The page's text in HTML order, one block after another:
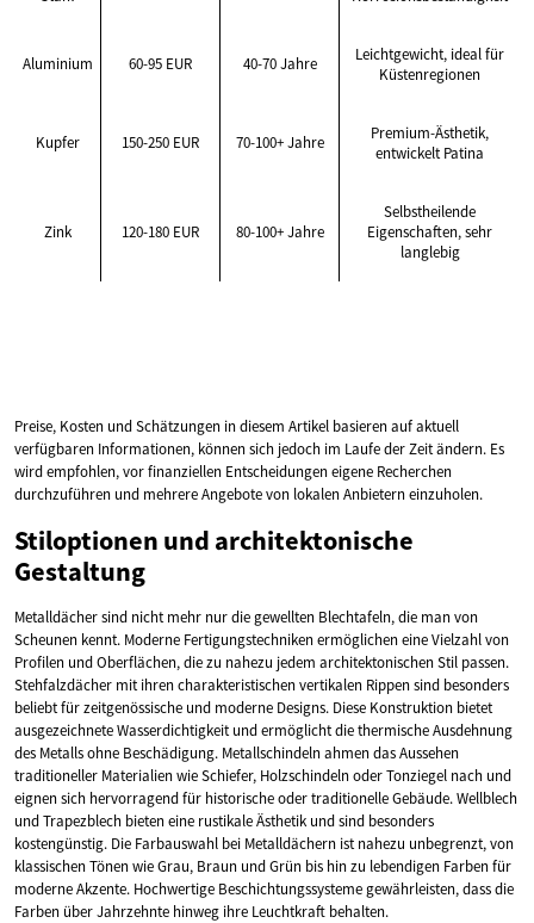
Aluminium 60-95 EUR 40-70 Jahre
Leichtgewicht, ideal für
Küstenregionen
Kupfer 150-250 EUR 70-100+ Jahre
Premium-Ästhetik,
entwickelt Patina
Zink 120-180 EUR 80-100+ Jahre
Selbstheilende
Eigenschaften, sehr
langlebig
Preise, Kosten und Schätzungen in diesem Artikel basieren auf aktuell
verfügbaren Informationen, können sich jedoch im Laufe der Zeit ändern. Es
wird empfohlen, vor finanziellen Entscheidungen eigene Recherchen
durchzuführen und mehrere Angebote von lokalen Anbietern einzuholen.
Stiloptionen und architektonische
Gestaltung
Metalldächer sind nicht mehr nur die gewellten Blechtafeln, die man von
Scheunen kennt. Moderne Fertigungstechniken ermöglichen eine Vielzahl von
Profilen und Oberflächen, die zu nahezu jedem architektonischen Stil passen.
Stehfalzdächer mit ihren charakteristischen vertikalen Rippen sind besonders
beliebt für zeitgenössische und moderne Designs. Diese Konstruktion bietet
ausgezeichnete Wasserdichtigkeit und ermöglicht die thermische Ausdehnung
des Metalls ohne Beschädigung. Metallschindeln ahmen das Aussehen
traditioneller Materialien wie Schiefer, Holzschindeln oder Tonziegel nach und
eignen sich hervorragend für historische oder traditionelle Gebäude. Wellblech
und Trapezblech bieten eine rustikale Ästhetik und sind besonders
kostengünstig. Die Farbauswahl bei Metalldächern ist nahezu unbegrenzt, von
klassischen Tönen wie Grau, Braun und Grün bis hin zu lebendigen Farben für
moderne Akzente. Hochwertige Beschichtungssysteme gewährleisten, dass die
Farben über Jahrzehnte hinweg ihre Leuchtkraft behalten.